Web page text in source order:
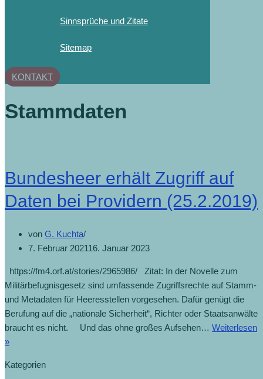
Sinnsprüche und Zitate
Sitemap
KONTAKT
Stammdaten
Bundesheer erhält Zugriff auf
Daten bei Providern (25.2.2019)
von G. Kuchta
7. Februar 202116. Januar 2023
https://fm4.orf.at/stories/2965986/ Zitat: In der Novelle zum
Militärbefugnisgesetz sind umfassende Zugriffsrechte auf Stamm-
und Metadaten für Heeresstellen vorgesehen. Dafür genügt die
Berufung auf die „nationale Sicherheit“, Richter oder Staatsanwälte
braucht es nicht. Und das ohne großes Aufsehen… Weiterlesen
»
Kategorien